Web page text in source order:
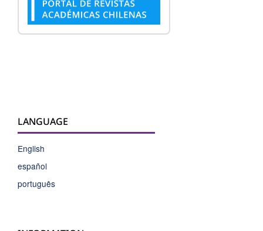
LANGUAGE
English
español
português